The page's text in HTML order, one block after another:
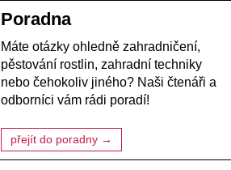
Poradna
Máte otázky ohledně zahradničení,
pěstování rostlin, zahradní techniky
nebo čehokoliv jiného? Naši čtenáři a
odborníci vám rádi poradí!
přejít do poradny →